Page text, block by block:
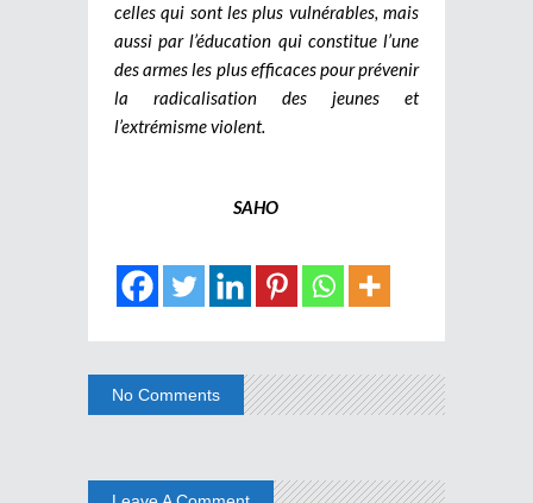
celles qui sont les plus vulnérables, mais
aussi par l’éducation qui constitue l’une
des armes les plus efficaces pour prévenir
la radicalisation des jeunes et
l’extrémisme violent.
SAHO
No Comments